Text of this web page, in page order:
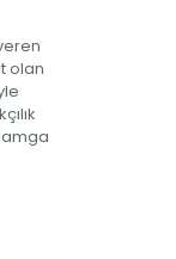
olan